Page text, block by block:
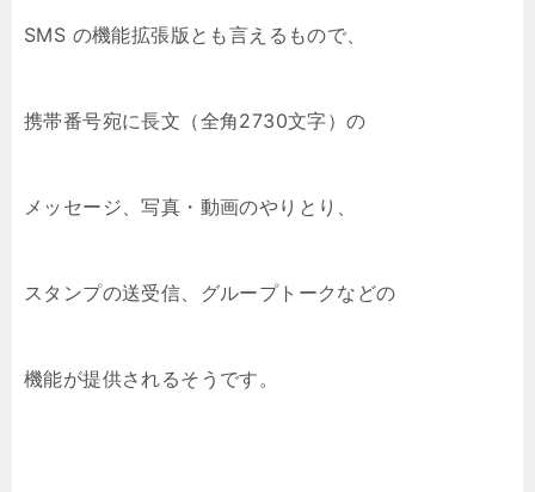
SMS の機能拡張版とも言えるもので、
携帯番号宛に長文（全角2730文字）の
メッセージ、写真・動画のやりとり、
スタンプの送受信、グループトークなどの
機能が提供されるそうです。